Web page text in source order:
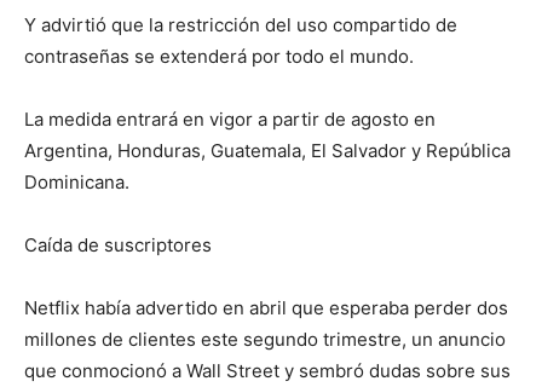
Y advirtió que la restricción del uso compartido de
contraseñas se extenderá por todo el mundo.
La medida entrará en vigor a partir de agosto en
Argentina, Honduras, Guatemala, El Salvador y República
Dominicana.
Caída de suscriptores
Netflix había advertido en abril que esperaba perder dos
millones de clientes este segundo trimestre, un anuncio
que conmocionó a Wall Street y sembró dudas sobre sus